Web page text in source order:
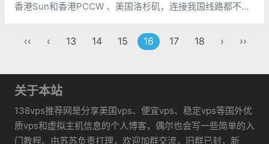
香港Sun和香港PCCW 、美国洛杉矶，连接我国线路都不
上传自己的 ISO 进行挂载，用 V
‹‹ ‹ 13 14 15 16 17 18 › ››
关于本站
138vps推荐网是分享美国vps、便宜vps、稳定vps等国外优
质vps和虚拟主机信息的个人博客，偶尔也会写一些简单的入
门教程。由苏苏负责打理，欢迎加群交流，旧群已封，新